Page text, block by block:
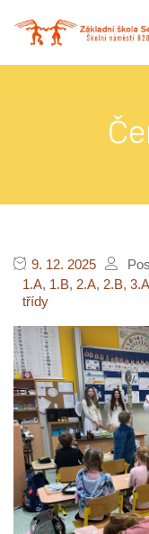
9. 12. 2025
1.A, 1.B, 2.A, 2.B, 3.A
třídy